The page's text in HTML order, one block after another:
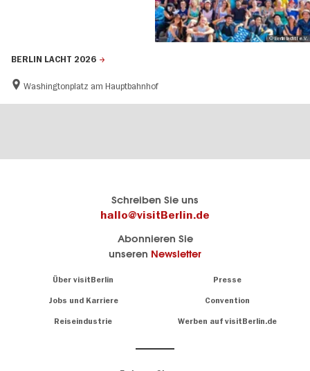
BERLIN LACHT 2026
Washingtonplatz am Hauptbahnhof
© Berlin lacht! e.V.
Schreiben Sie uns
hallo@visitBerlin.de
Abonnieren Sie
unseren Newsletter
Über visitBerlin Presse
Jobs und Karriere Convention
Reiseindustrie Werben auf visitBerlin.de
sind
für Sie da.
Insidertipps